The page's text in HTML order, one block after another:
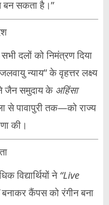
बन सकता है।”
दलों को निमंत्रण दिया
न्याय” के वृहत्तर लक्ष्य
जैन समुदाय के अहिंसा
से पावापुरी तक—को राज्य
की।
विद्यार्थियों ने“Live
बनाकर कैंपस को रंगीन बना